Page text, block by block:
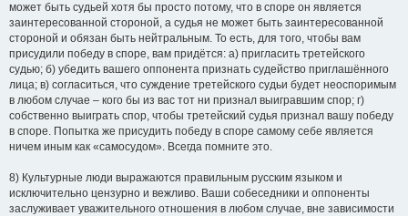
может быть судьей хотя бы просто потому, что в споре он является
заинтересованной стороной, а судья не может быть заинтересованной
стороной и обязан быть нейтральным. То есть, для того, чтобы вам
присудили победу в споре, вам придётся: а) пригласить третейского
судью; б) убедить вашего оппонента признать судейство приглашённого
лица; в) согласиться, что суждение третейского судьи будет неоспоримым
в любом случае – кого бы из вас тот ни признал выигравшим спор; г)
собственно выиграть спор, чтобы третейский судья признал вашу победу
в споре. Попытка же присудить победу в споре самому себе является
ничем иным как «самосудом». Всегда помните это.
8) Культурные люди выражаются правильным русским языком и
исключительно цензурно и вежливо. Ваши собеседники и оппоненты
заслуживает уважительного отношения в любом случае, вне зависимости